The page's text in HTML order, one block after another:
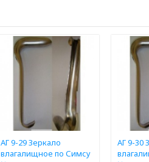
АГ 9-29 Зеркало
влагалищное по Симсу
АГ 9-30